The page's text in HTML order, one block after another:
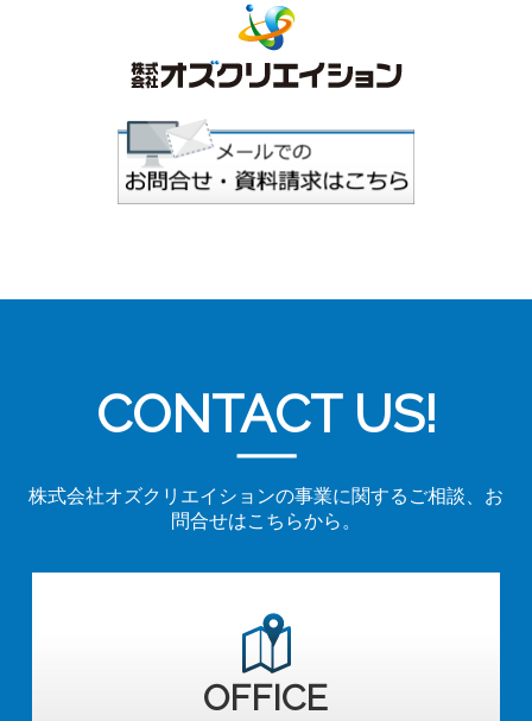
CONTACT US!
株式会社オズクリエイションの事業に関するご相談、お
問合せはこちらから。
OFFICE